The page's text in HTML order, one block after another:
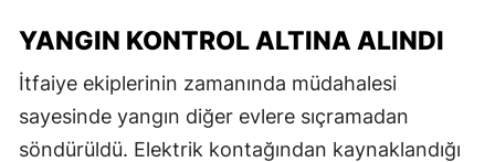
YANGIN KONTROL ALTINA ALINDI
İtfaiye ekiplerinin zamanında müdahalesi
sayesinde yangın diğer evlere sıçramadan
söndürüldü. Elektrik kontağından kaynaklandığı